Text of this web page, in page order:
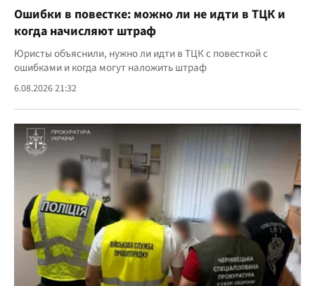
Ошибки в повестке: можно ли не идти в ТЦК и
когда начисляют штраф
Юристы объяснили, нужно ли идти в ТЦК с повесткой с
ошибками и когда могут наложить штраф
6.08.2026 21:32